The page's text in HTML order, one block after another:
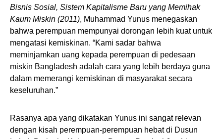
Bisnis Sosial, Sistem Kapitalisme Baru yang Memihak
Kaum Miskin (2011), Muhammad Yunus menegaskan
bahwa perempuan mempunyai dorongan lebih kuat untuk
mengatasi kemiskinan. “Kami sadar bahwa
meminjamkan uang kepada perempuan di pedesaan
miskin Bangladesh adalah cara yang lebih berdaya guna
dalam memerangi kemiskinan di masyarakat secara
keseluruhan.”
Rasanya apa yang dikatakan Yunus ini sangat relevan
dengan kisah perempuan-perempuan hebat di Dusun